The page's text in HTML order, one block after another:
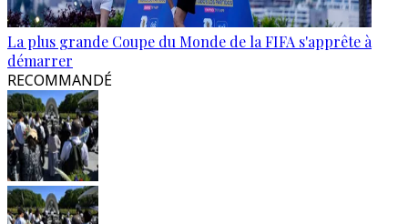
La plus grande Coupe du Monde de la FIFA s'apprête à
démarrer
RECOMMANDÉ